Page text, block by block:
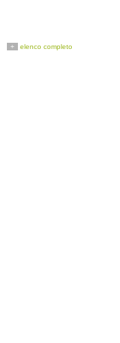
+ elenco completo